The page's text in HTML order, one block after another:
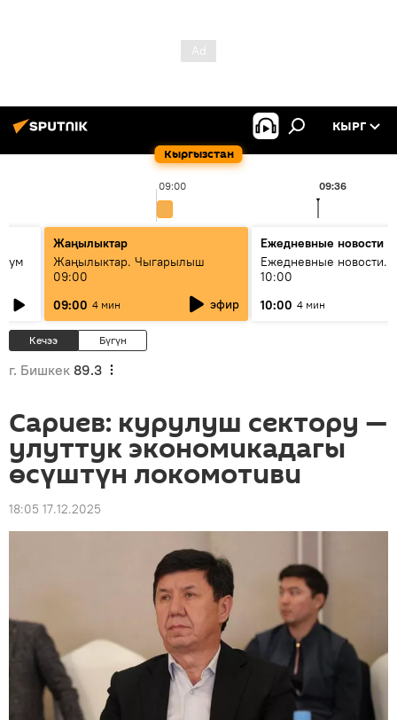
Кыргызстан
КЫРГ
09:00 09:36
Жаңылыктар
Жаңылыктар. Чыгарылыш
09:00
09:00 4 мин эфир
Ежедневные новости
Ежедневные новости.
10:00
10:00 4 мин
Кечээ Бүгүн
г. Бишкек 89.3
Сариев: курулуш сектору —
улуттук экономикадагы
өсүштүн локомотиви
18:05 17.12.2025